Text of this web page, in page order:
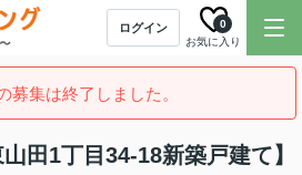
ログイン
お気に入り
0
募集は終了しました。
田1丁目34-18新築戸建て】